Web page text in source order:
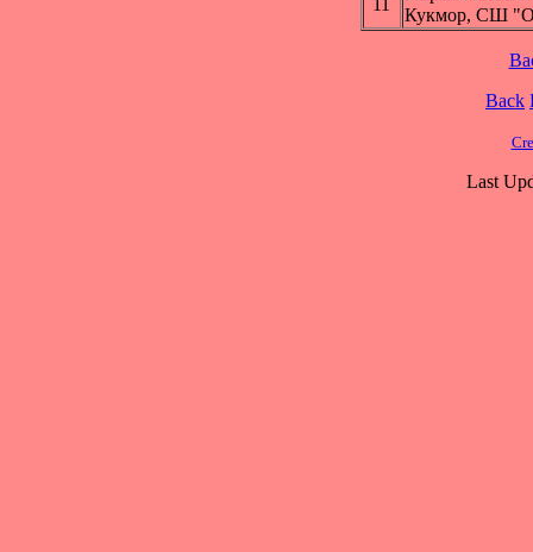
11
Кукмор, СШ
Back
Last